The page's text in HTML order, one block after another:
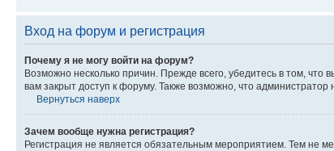
Вход на форум и регистрация
Почему я не могу войти на форум?
Возможно несколько причин. Прежде всего, убедитесь в том,
вам закрыт доступ к форуму. Также возможно, что
Вернуться наверх
Зачем вообще нужна регистрация?
Регистрация не является обязательным мероприятием. Тем не